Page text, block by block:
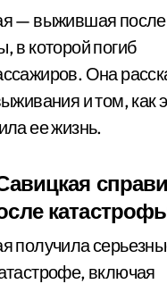
— выжившая после
в которой погиб
Она
и том, как
ее жизнь.
получила
включая